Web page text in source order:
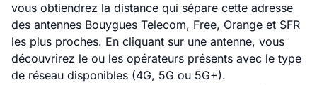
vous obtiendrez la distance qui sépare cette adresse
des antennes Bouygues Telecom, Free, Orange et SFR
les plus proches. En cliquant sur une antenne, vous
découvrirez le ou les opérateurs présents avec le type
de réseau disponibles (4G, 5G ou 5G+).